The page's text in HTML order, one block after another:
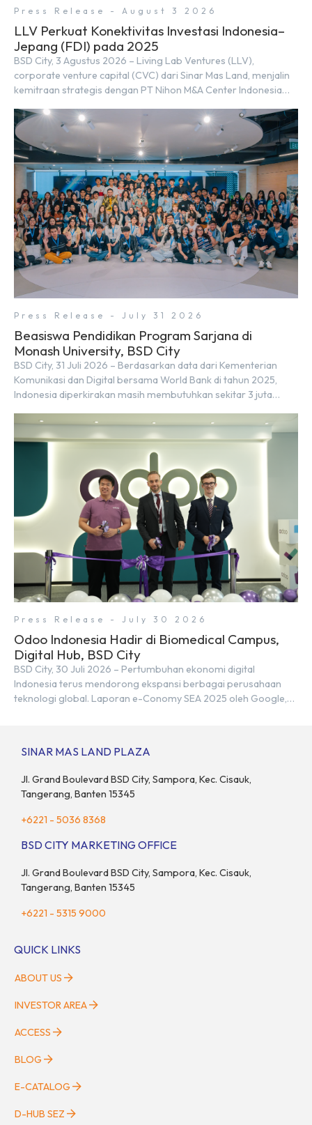
Press Release - August 3 2026
LLV Perkuat Konektivitas Investasi Indonesia–
Jepang (FDI) pada 2025
BSD City, 3 Agustus 2026 – Living Lab Ventures (LLV),
corporate venture capital (CVC) dari Sinar Mas Land, menjalin
kemitraan strategis dengan PT Nihon M&A Center Indonesia
tersebut ditandai dengan penandatanganan Memorandum of
Understanding (MoU) oleh Bayu Seto (Partner at Living Lab
Ventures) dan Kosuke Kawata […]
Press Release - July 31 2026
Beasiswa Pendidikan Program Sarjana di
Monash University, BSD City
BSD City, 31 Juli 2026 – Berdasarkan data dari Kementerian
Komunikasi dan Digital bersama World Bank di tahun 2025,
Indonesia diperkirakan masih membutuhkan sekitar 3 juta
tenaga digital baru setiap tahunnya untuk mendukung
percepatan transformasi digital di berbagai sektor strategis.
Kebutuhan tersebut menjadikan pengembangan sumber daya
Press Release - July 30 2026
Odoo Indonesia Hadir di Biomedical Campus,
Digital Hub, BSD City
BSD City, 30 Juli 2026 – Pertumbuhan ekonomi digital
Indonesia terus mendorong ekspansi berbagai perusahaan
teknologi global. Laporan e-Conomy SEA 2025 oleh Google,
sebesar 14% dibandingkan dengan tahun sebelumnya. Kondisi
SINAR MAS LAND PLAZA
Jl. Grand Boulevard BSD City, Sampora, Kec. Cisauk,
Tangerang, Banten 15345
+6221 - 5036 8368
BSD CITY MARKETING OFFICE
Jl. Grand Boulevard BSD City, Sampora, Kec. Cisauk,
Tangerang, Banten 15345
+6221 - 5315 9000
QUICK LINKS
ABOUT US
INVESTOR AREA
ACCESS
BLOG
E-CATALOG
D-HUB SEZ